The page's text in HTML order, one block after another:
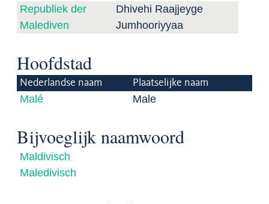
Republiek der
Malediven
Dhivehi Raajjeyge
Jumhooriyyaa
Hoofdstad
Nederlandse naam Plaatselijke naam
Malé Male
Bijvoeglijk naamwoord
Maldivisch
Maledivisch